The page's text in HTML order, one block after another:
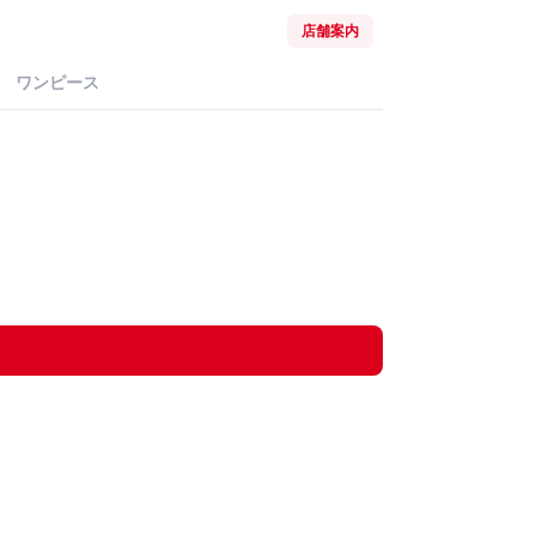
店舗案内
ワンピース